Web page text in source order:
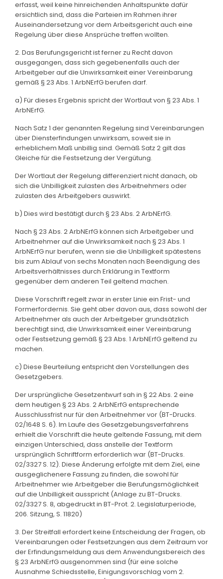
erfasst, weil keine hinreichenden Anhaltspunkte dafür
ersichtlich sind, dass die Parteien im Rahmen ihrer
Auseinandersetzung vor dem Arbeitsgericht auch eine
Regelung über diese Ansprüche treffen wollten.
2. Das Berufungsgericht ist ferner zu Recht davon
ausgegangen, dass sich gegebenenfalls auch der
Arbeitgeber auf die Unwirksamkeit einer Vereinbarung
gemäß § 23 Abs. 1 ArbNErfG berufen darf.
a) Für dieses Ergebnis spricht der Wortlaut von § 23 Abs. 1
ArbNErfG.
Nach Satz 1 der genannten Regelung sind Vereinbarungen
über Diensterfindungen unwirksam, soweit sie in
erheblichem Maß unbillig sind. Gemäß Satz 2 gilt das
Gleiche für die Festsetzung der Vergütung.
Der Wortlaut der Regelung differenziert nicht danach, ob
sich die Unbilligkeit zulasten des Arbeitnehmers oder
zulasten des Arbeitgebers auswirkt.
b) Dies wird bestätigt durch § 23 Abs. 2 ArbNErfG.
Nach § 23 Abs. 2 ArbNErfG können sich Arbeitgeber und
Arbeitnehmer auf die Unwirksamkeit nach § 23 Abs. 1
ArbNErfG nur berufen, wenn sie die Unbilligkeit spätestens
bis zum Ablauf von sechs Monaten nach Beendigung des
Arbeitsverhältnisses durch Erklärung in Textform
gegenüber dem anderen Teil geltend machen.
Diese Vorschrift regelt zwar in erster Linie ein Frist- und
Formerfordernis. Sie geht aber davon aus, dass sowohl der
Arbeitnehmer als auch der Arbeitgeber grundsätzlich
berechtigt sind, die Unwirksamkeit einer Vereinbarung
oder Festsetzung gemäß § 23 Abs. 1 ArbNErfG geltend zu
machen.
c) Diese Beurteilung entspricht den Vorstellungen des
Gesetzgebers.
Der ursprüngliche Gesetzentwurf sah in § 22 Abs. 2 eine
dem heutigen § 23 Abs. 2 ArbNErfG entsprechende
Ausschlussfrist nur für den Arbeitnehmer vor (BT-Drucks.
02/1648 S. 6). Im Laufe des Gesetzgebungsverfahrens
erhielt die Vorschrift die heute geltende Fassung, mit dem
einzigen Unterschied, dass anstelle der Textform
ursprünglich Schriftform erforderlich war (BT-Drucks.
02/3327 S. 12). Diese Änderung erfolgte mit dem Ziel, eine
ausgeglichenere Fassung zu finden, die sowohl für
Arbeitnehmer wie Arbeitgeber die Berufungsmöglichkeit
auf die Unbilligkeit ausspricht (Anlage zu BT-Drucks.
02/3327 S. 8, abgedruckt in BT-Prot. 2. Legislaturperiode,
206. Sitzung, S. 11820)
3. Der Streitfall erfordert keine Entscheidung der Fragen, ob
Vereinbarungen oder Festsetzungen aus dem Zeitraum vor
der Erfindungsmeldung aus dem Anwendungsbereich des
§ 23 ArbNErfG ausgenommen sind (für eine solche
Ausnahme Schiedsstelle, Einigungsvorschlag vom 2.